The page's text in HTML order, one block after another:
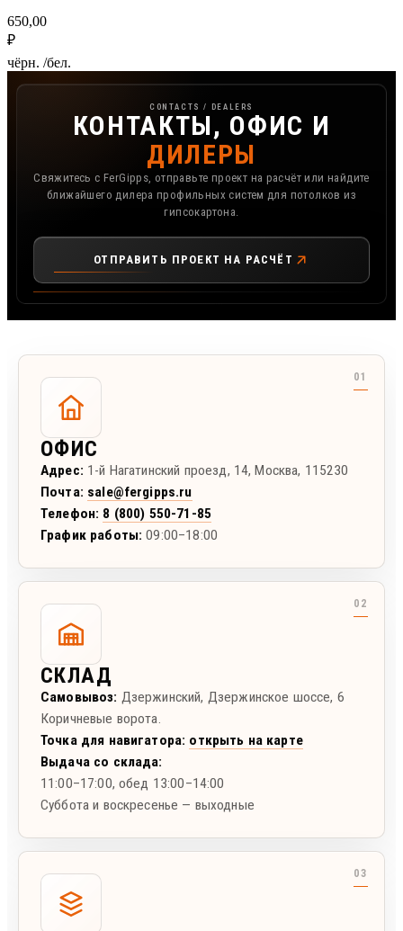
650,00
₽
чёрн. /бел.
Контакты, офис и дилеры FerGipps
CONTACTS / DEALERS
КОНТАКТЫ, ОФИС И
ДИЛЕРЫ
Свяжитесь с FerGipps, отправьте проект на расчёт или найдите
ближайшего дилера профильных систем для потолков из
гипсокартона.
ОТПРАВИТЬ ПРОЕКТ НА РАСЧЁТ
ОФИС
Адрес: 1-й Нагатинский проезд, 14,Москва, 115230
Почта: sale@fergipps.ru
Телефон: 8 (800) 550-71-85
График работы: 09:00–18:00
СКЛАД
Самовывоз: Дзержинский, Дзержинское шоссе, 6
Коричневые ворота.
Точка для навигатора: открыть на карте
Выдача со склада:
11:00–17:00, обед 13:00–14:00
Суббота и воскресенье — выходные